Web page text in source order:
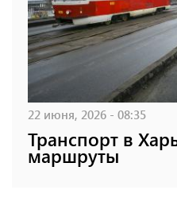
22 июня, 2026 - 08:35
Транспорт в
маршруты